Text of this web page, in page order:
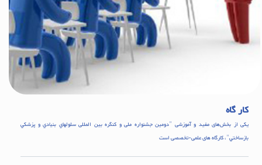
کار گاه
یکی از بخش‌های مفید و آموزشی "دومین جشنواره ملی و کنگره بین المللی سلولهاي بنيادي و پزشکي
بازساختي"، کارگاه های علمی-تخصصی است